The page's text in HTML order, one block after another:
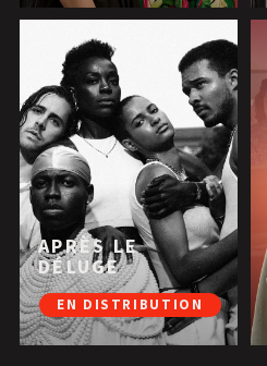
APRÈS LE
DÉLUGE
EN DISTRIBUTION